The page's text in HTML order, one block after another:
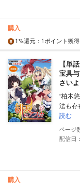
購入
1%還元 ：1ポイント獲得
【単
宝具
さい
“柏木
法も存
読む
配信日
購入